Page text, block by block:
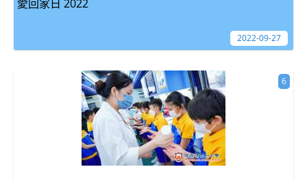
愛回家日 2022
2022-09-27
6